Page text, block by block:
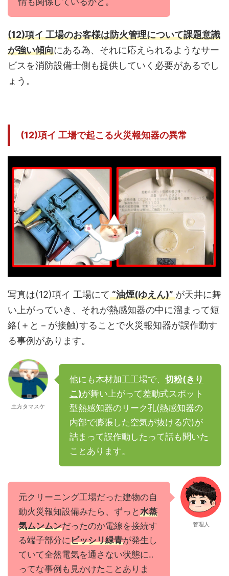
(12)項イ 工場のお客様は防火管理について課題意識
が強い傾向にある為、それに応えられるようなサー
ビスを消防設備士側も提供していく必要があるでし
ょう。
(12)項イ 工場で起こる火災報知器の異常
写真は(12)項イ 工場にて“油煙(ゆえん)”が天井に舞
い上がっていき、それが熱感知器の中に溜まって短
絡(＋と－が接触)することで火災報知器が誤作動す
る事例があります。
土方タマスケ
他にも木材加工工場で、 切粉(きり
こ)が舞い上がって差動式スポット
型熱感知器のリーク孔(熱感知器の
内部で膨張した空気が抜ける穴)が
詰まって誤作動したって話も聞いた
ことあります。
元クリーニング工場だった建物の自
動火災報知設備みたら、ずっと水蒸
気ムンムンだったのか電線を接続す
る端子部分にビッシリ緑青が発生し
ていて全然電気を通さない状態に‥
ってな事例も見かけたことありま
管理人